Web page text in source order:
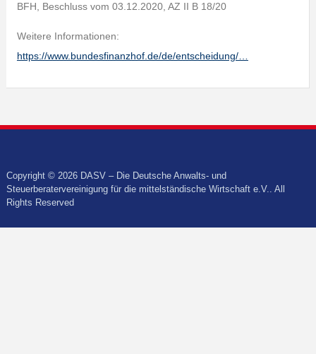
BFH, Beschluss vom 03.12.2020, AZ II B 18/20
Weitere Informationen:
https://www.bundesfinanzhof.de/de/entscheidung/…
Copyright © 2026 DASV – Die Deutsche Anwalts- und
Steuerberatervereinigung für die mittelständische Wirtschaft e.V.. All
Rights Reserved